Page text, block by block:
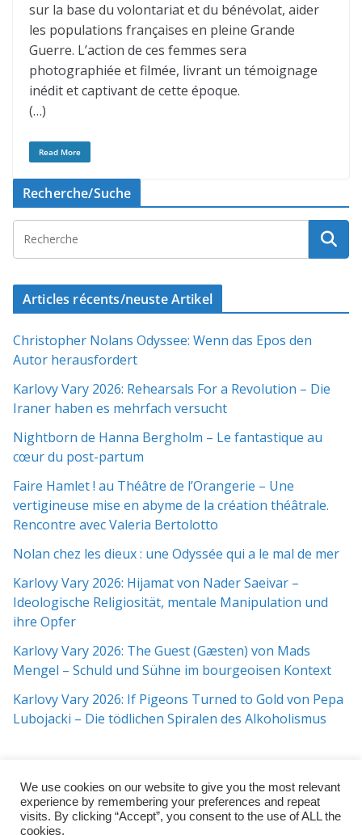
sur la base du volontariat et du bénévolat, aider
les populations françaises en pleine Grande
Guerre. L’action de ces femmes sera
photographiée et filmée, livrant un témoignage
inédit et captivant de cette époque.
(…)
Read More
Recherche/Suche
Articles récents/neuste Artikel
Christopher Nolans Odyssee: Wenn das Epos den
Autor herausfordert
Karlovy Vary 2026: Rehearsals For a Revolution – Die
Iraner haben es mehrfach versucht
Nightborn de Hanna Bergholm – Le fantastique au
cœur du post-partum
Faire Hamlet ! au Théâtre de l’Orangerie – Une
vertigineuse mise en abyme de la création théâtrale.
Rencontre avec Valeria Bertolotto
Nolan chez les dieux : une Odyssée qui a le mal de mer
Karlovy Vary 2026: Hijamat von Nader Saeivar​​ –
Ideologische Religiosität, mentale Manipulation und
ihre Opfer
Karlovy Vary 2026: The Guest (Gæsten) von Mads
Mengel – Schuld und Sühne im bourgeoisen Kontext
Karlovy Vary 2026: If Pigeons Turned to Gold von Pepa
Lubojacki – Die tödlichen Spiralen des Alkoholismus
We use cookies on our website to give you the most relevant
experience by remembering your preferences and repeat
visits. By clicking “Accept”, you consent to the use of ALL the
cookies.